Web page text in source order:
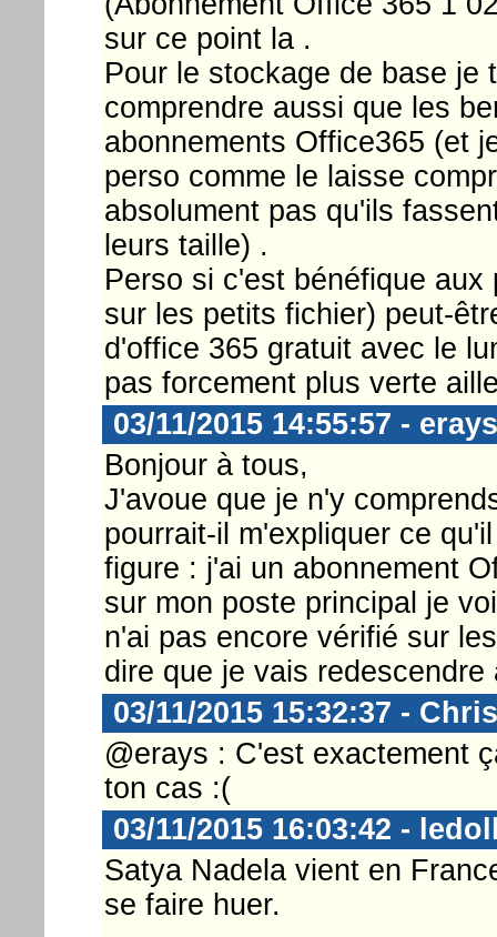
sur ce point la .
Pour le stockage de base je
comprendre aussi que les
abonnements Office365 (et
perso comme le laisse
absolument pas qu'ils
leurs taille) .
Perso si c'est bénéfique
sur les petits fichier) peut-
d'office 365 gratuit avec le
pas forcement plus verte
03/11/2015 14:55:57 - erays
Bonjour à tous,
J'avoue que je n'y
pourrait-il m'expliquer ce
figure : j'ai un abonnement
sur mon poste principal je
n'ai pas encore vérifié sur
dire que je vais redescendre
03/11/2015 15:32:37 -
@erays : C'est exactement
ton cas :(
03/11/2015 16:03:42 -
Satya Nadela vient en
se faire huer.